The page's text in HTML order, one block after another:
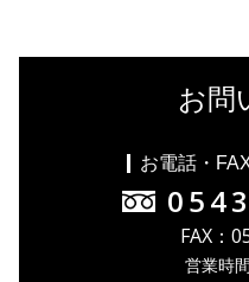
お問
お電話・
FAX：
営業時